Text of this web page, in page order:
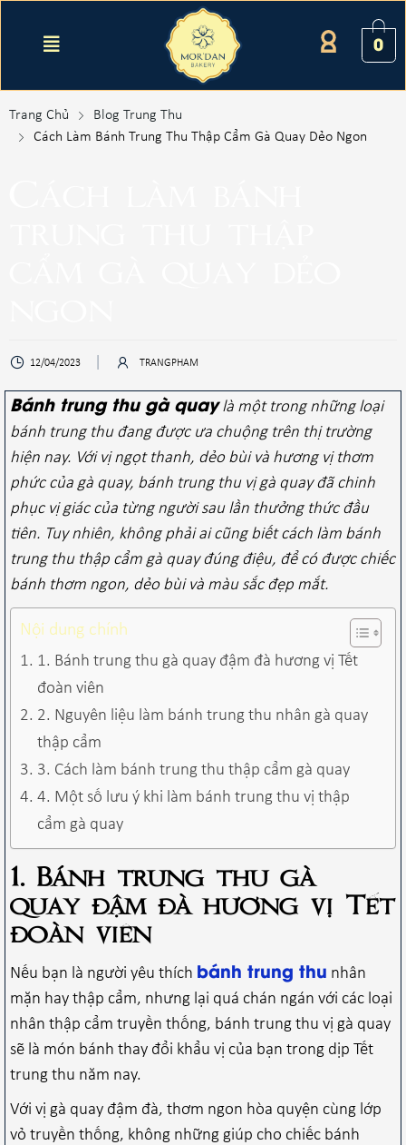
0
Trang Chủ
Blog Trung Thu
Cách Làm Bánh Trung Thu Thập Cẩm Gà Quay Dẻo Ngon
12/04/2023 TRANGPHAM
Bánh trung thu gà quaylà một trong những loại
bánh trung thu đang được ưa chuộng trên thị trường
hiện nay. Với vị ngọt thanh, dẻo bùi và hương vị thơm
phức của gà quay, bánh trung thu vị gà quay đã chinh
phục vị giác của từng người sau lần thưởng thức đầu
tiên. Tuy nhiên, không phải ai cũng biết cách làm bánh
trung thu thập cẩm gà quay đúng điệu, để có được chiếc
bánh thơm ngon, dẻo bùi và màu sắc đẹp mắt.
Nội dung chính
1. Bánh trung thu gà quay đậm đà hương vị Tết
đoàn viên
2. Nguyên liệu làm bánh trung thu nhân gà quay
thập cẩm
3. Cách làm bánh trung thu thập cẩm gà quay
4. Một số lưu ý khi làm bánh trung thu vị thập
cẩm gà quay
1. Bánh trung thu gà
quay đậm đà hương vị Tết
đoàn viên
Nếu bạn là người yêu thích bánh trung thu nhân
mặn hay thập cẩm, nhưng lại quá chán ngán với các loại
nhân thập cẩm truyền thống, bánh trung thu vị gà quay
sẽ là món bánh thay đổi khẩu vị của bạn trong dịp Tết
trung thu năm nay.
Với vị gà quay đậm đà, thơm ngon hòa quyện cùng lớp
vỏ truyền thống, không những giúp cho chiếc bánh